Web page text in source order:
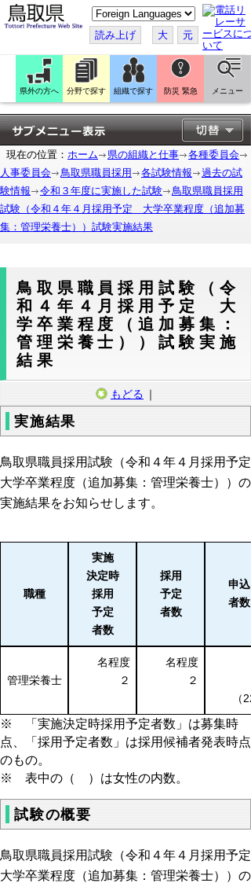
こ
の
ペ
ー
ジ
翻
訳
す
る
読み上げ 大 元
県外の方へ 分野で探す 組織で探す 防災 緊急 メニュー
現在の位置： ホーム 県の組織と仕事
各種委員会
人事委員会
鳥取県職員採用 各試験情報
過去の試
験情報
令和３年度に実施した試験
鳥取県職員採用
試験（令和４年４月採用予定 大学卒業程度（追加募
集：管理栄養士））試験実施結果
鳥取県職員採用試験（令
和４年４月採用予定 大
学卒業程度（追加募集：
管理栄養士））試験実施
結果
もどる ｜
実施結果
鳥取県職員採用試験（令和４年４月採用予定
大学卒業程度（追加募集：管理栄養士））の
実施結果をお知らせします。
職種
実施
決定時
採用
予定
者数
採用
予定
者数
申込
者数
管理栄養士
名程度
２
名程度
２
（
※ 「実施決定時採用予定者数」は募集時
点、「採用予定者数」は採用候補者発表時点
のもの。
※ 表中の（ ）は女性の内数。
試験の概要
鳥取県職員採用試験（令和４年４月採用予定
大学卒業程度（追加募集：管理栄養士））の